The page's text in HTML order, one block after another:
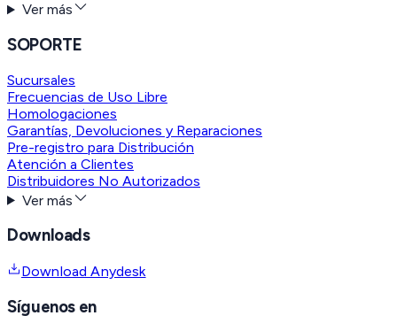
Ver más
SOPORTE
Sucursales
Frecuencias de Uso Libre
Homologaciones
Garantías, Devoluciones y Reparaciones
Pre-registro para Distribución
Atención a Clientes
Distribuidores No Autorizados
Ver más
Downloads
Download Anydesk
Síguenos en